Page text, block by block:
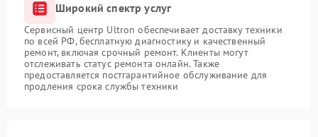
Широкий спектр услуг
Сервисный центр Ultron обеспечивает доставку техники
по всей РФ, бесплатную диагностику и качественный
ремонт, включая срочный ремонт. Клиенты могут
отслеживать статус ремонта онлайн. Также
предоставляется постгарантийное обслуживание для
продления срока службы техники